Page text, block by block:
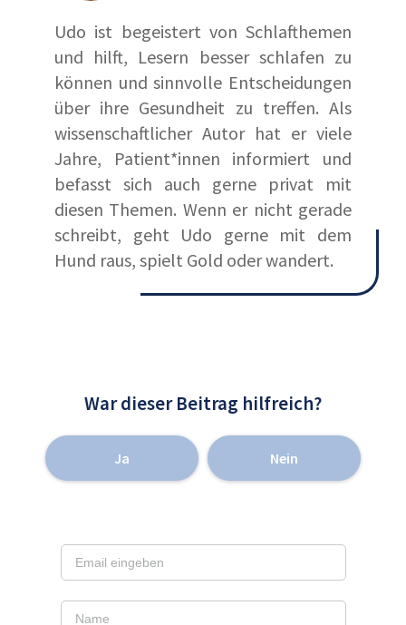
Udo ist begeistert von Schlafthemen
und hilft, Lesern besser schlafen zu
können und sinnvolle Entscheidungen
über ihre Gesundheit zu treffen. Als
wissenschaftlicher Autor hat er viele
Jahre, Patient*innen informiert und
befasst sich auch gerne privat mit
diesen Themen. Wenn er nicht gerade
schreibt, geht Udo gerne mit dem
Hund raus, spielt Gold oder wandert.
War dieser Beitrag hilfreich?
Ja Nein